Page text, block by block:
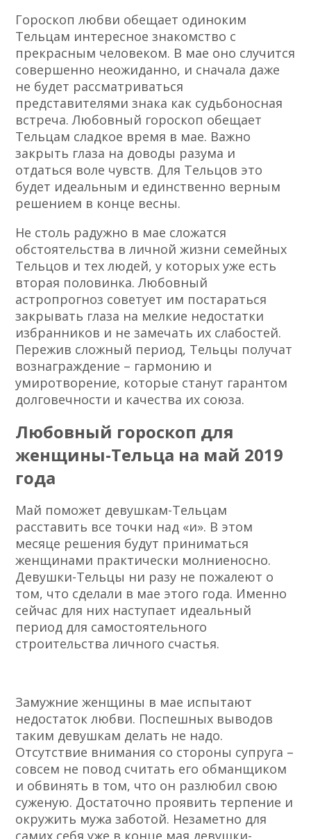
Гороскоп любви обещает одиноким
Тельцам интересное знакомство с
прекрасным человеком. В мае оно случится
совершенно неожиданно, и сначала даже
не будет рассматриваться
представителями знака как судьбоносная
встреча. Любовный гороскоп обещает
Тельцам сладкое время в мае. Важно
закрыть глаза на доводы разума и
отдаться воле чувств. Для Тельцов это
будет идеальным и единственно верным
решением в конце весны.
Не столь радужно в мае сложатся
обстоятельства в личной жизни семейных
Тельцов и тех людей, у которых уже есть
вторая половинка. Любовный
астропрогноз советует им постараться
закрывать глаза на мелкие недостатки
избранников и не замечать их слабостей.
Пережив сложный период, Тельцы получат
вознаграждение – гармонию и
умиротворение, которые станут гарантом
долговечности и качества их союза.
Любовный гороскоп для
женщины-Тельца на май 2019
года
Май поможет девушкам-Тельцам
расставить все точки над «и». В этом
месяце решения будут приниматься
женщинами практически молниеносно.
Девушки-Тельцы ни разу не пожалеют о
том, что сделали в мае этого года. Именно
сейчас для них наступает идеальный
период для самостоятельного
строительства личного счастья.
Замужние женщины в мае испытают
недостаток любви. Поспешных выводов
таким девушкам делать не надо.
Отсутствие внимания со стороны супруга –
совсем не повод считать его обманщиком
и обвинять в том, что он разлюбил свою
суженую. Достаточно проявить терпение и
окружить мужа заботой. Незаметно для
самих себя уже в конце мая девушки-